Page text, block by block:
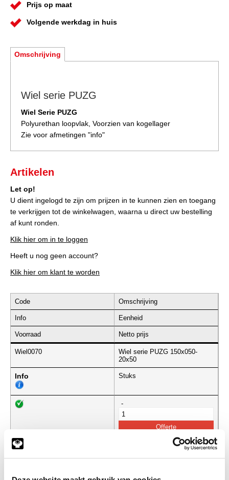
Prijs op maat
Volgende werkdag in huis
Omschrijving
Wiel serie PUZG
Wiel Serie PUZG
Polyurethan loopvlak, Voorzien van kogellager
Zie voor afmetingen "info"
Artikelen
Let op!
U dient ingelogd te zijn om prijzen in te kunnen zien en toegang
te verkrijgen tot de winkelwagen, waarna u direct uw bestelling
af kunt ronden.
Klik hier om in te loggen
Heeft u nog geen account?
Klik hier om klant te worden
Code Omschrijving
Info Eenheid
Voorraad Netto prijs
Wiel0070
Wiel serie PUZG 150x050-
20x50
Info Stuks
-
Wiel0071
Wiel serie PUZG 150x050-